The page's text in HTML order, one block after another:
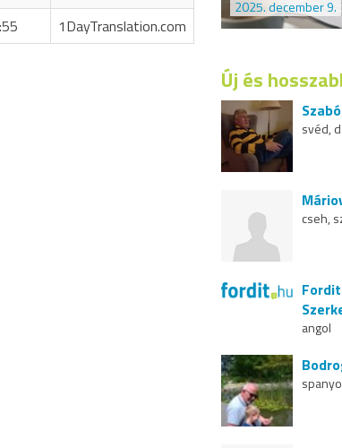
1DayTranslation.com
2025. december 9.
Új és
svéd,
cseh,
angol